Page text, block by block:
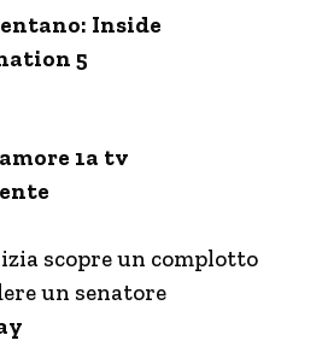
Inside
5
1a tv
scopre un complotto
un senatore